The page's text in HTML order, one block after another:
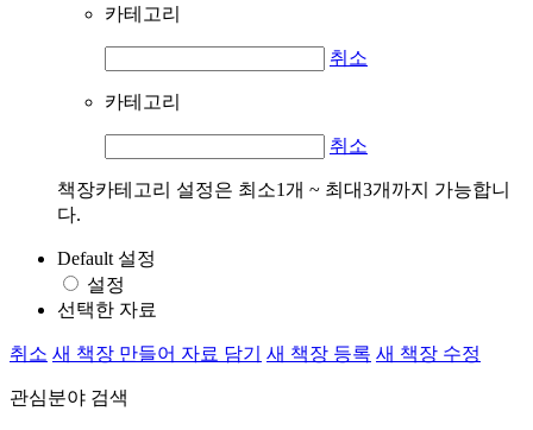
카테고리
취소
카테고리
취소
책장카테고리 설정은 최소1개 ~ 최대3개까지 가능합니
다.
Default 설정
설정
선택한 자료
취소 새 책장 만들어 자료 담기 새 책장 등록 새 책장 수정
관심분야 검색